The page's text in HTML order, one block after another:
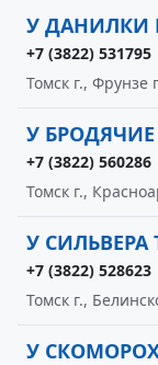
У ДАНИЛКИ
+7 (3822) 531795
Томск г., Фрунзе
У
+7 (3822) 560286
Томск г.,
У СИЛЬВЕРА
+7 (3822) 528623
Томск г.,
У